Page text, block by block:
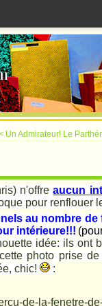
Un Admirateur! Le
n'offreaucun
pour renflouer
au nombre
intérieure!!!
idée: ils ont
photo prise
chic!
: